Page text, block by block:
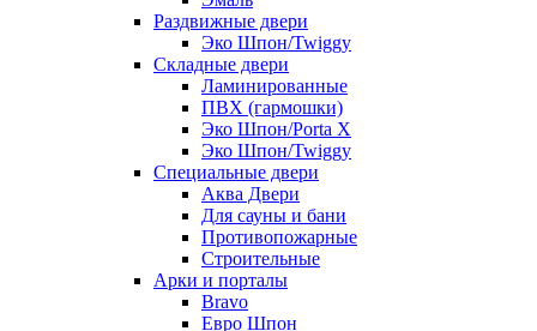
Раздвижные двери
Эко Шпон/Twiggy
Складные двери
Ламинированные
ПВХ (гармошки)
Эко Шпон/Porta X
Эко Шпон/Twiggy
Специальные двери
Аква Двери
Для сауны и бани
Противопожарные
Строительные
Арки и порталы
Bravo
Евро Шпон